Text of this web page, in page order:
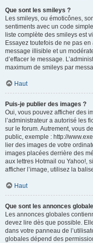
Que sont les smileys ?
Les smileys, ou émoticônes,
sentiments avec un code
liste complète des smileys est
Essayez toutefois de ne pas
message illisible et un
d’effacer le message.
maximum de smileys par
Haut
Puis-je publier des images ?
Oui, vous pouvez afficher des
l’administrateur a autorisé les
sur le forum. Autrement, vous
public, exemple : http://
lier des images de votre
images placées derrière des
aux lettres Hotmail ou Yahoo!,
afficher l’image, utilisez la
Haut
Que sont les annonces
Les annonces globales
devez lire dès que possible.
dans votre panneau de
globales dépend des